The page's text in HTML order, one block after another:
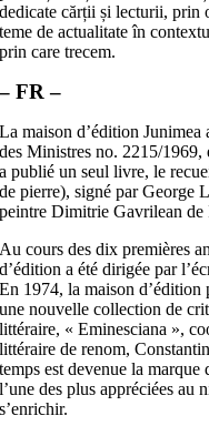
dedicate cărții și lecturii, prin
teme de actualitate în
prin care trecem.
– FR –
La maison d’édition Junimea
des Ministres no. 2215/1969,
a publié un seul livre, le
de pierre), signé par George
peintre Dimitrie Gavrilean de
Au cours des dix premières
d’édition a été dirigée par
En 1974, la maison d’édition
une nouvelle collection de
littéraire, « Eminesciana »,
littéraire de renom,
temps est devenue la
l’une des plus appréciées
s’enrichir.